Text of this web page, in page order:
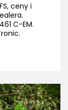
ceny i
C-EM.